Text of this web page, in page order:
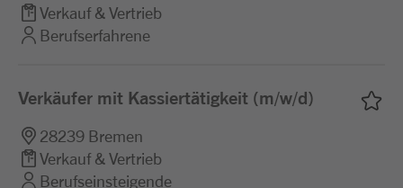
Verkauf & Vertrieb
Berufserfahrene
Verkäufer mit Kassiertätigkeit (m/w/d)
28239 Bremen
Verkauf & Vertrieb
Berufseinsteigende